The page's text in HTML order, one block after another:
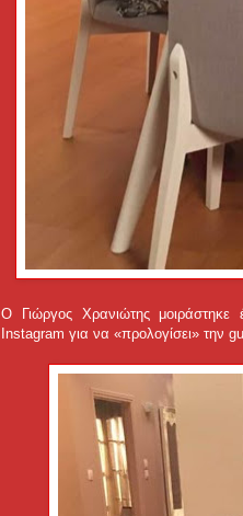
O Γιώργος Χρανιώτης
Instagram για να «προλογίσει» την